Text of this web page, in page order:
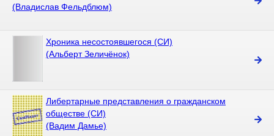
(Владислав Фельдблюм)
Хроника несостоявшегося (СИ)
(Альберт Зеличёнок)
Либертарные представления о гражданском
обществе (СИ)
(Вадим Дамье)